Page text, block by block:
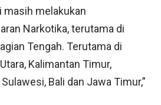
masih melakukan
Narkotika, terutama di
Tengah. Terutama di
Kalimantan Timur,
Bali dan Jawa Timur,”